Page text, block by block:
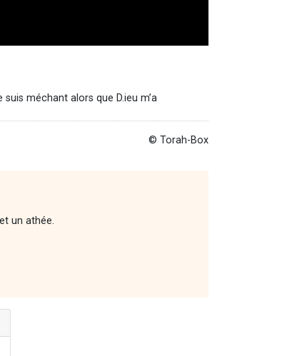
méchant alors que D.ieu m’a
© Torah-Box
un athée.